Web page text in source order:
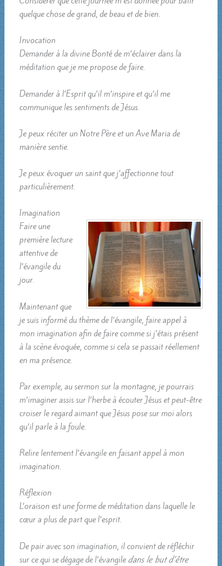
quelque chose de grand, de beau et de bien.
Invocation
Demander à la divine Bonté de m’éclairer dans la
méditation que je me propose de faire.
Demander à l’Esprit qu’il m’inspire et qu’il me
communique les sentiments de Jésus.
Je peux réciter un Notre Père et un Ave Maria de
manière sentie.
Je peux évoquer un saint que j’affectionne tout
particulièrement.
Imagination
Faire une
première lecture
attentive de
l’évangile du
jour.
Maintenant que
je suis informé du thème de l’évangile, faire appel à
mon imagination afin de faire comme si j’étais présent
à la scène évoquée, comme si cela se passait réellement
en ma présence.
Par exemple, au sermon sur la montagne, je pourrais
m’imaginer assis sur l’herbe à écouter Jésus et peut-être
croiser le regard aimant que Jésus pose sur moi alors
qu’il parle à la foule.
Relire lentement l’évangile en faisant appel à mon
imagination.
Réflexion
L’oraison est une forme de méditation dans laquelle le
cœur a plus de part que l’esprit.
De pair avec son imagination, il convient de réfléchir
sur ce qui se dégage de l’évangile dans le but d’être